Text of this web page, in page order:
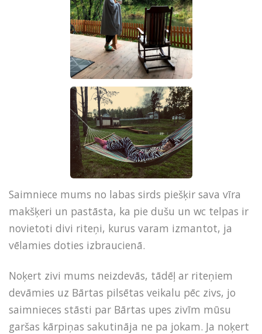
Saimniece mums no labas sirds piešķir sava vīra
makšķeri un pastāsta, ka pie dušu un wc telpas ir
novietoti divi riteņi, kurus varam izmantot, ja
vēlamies doties izbraucienā.
Noķert zivi mums neizdevās, tādēļ ar riteņiem
devāmies uz Bārtas pilsētas veikalu pēc zivs, jo
saimnieces stāsti par Bārtas upes zivīm mūsu
garšas kārpiņas sakutināja ne pa jokam. Ja noķert